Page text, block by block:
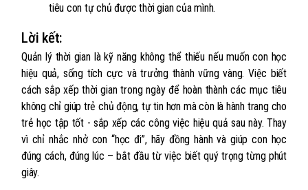
tiêu con tự chủ được thời gian của mình.
Lời kết:
Quản lý thời gian là kỹ năng không thể thiếu nếu muốn con học
hiệu quả, sống tích cực và trưởng thành vững vàng. Việc biết
cách sắp xếp thời gian trong ngày để hoàn thành các mục tiêu
không chỉ giúp trẻ chủ động, tự tin hơn mà còn là hành trang cho
trẻ học tập tốt - sắp xếp các công việc hiệu quả sau này. Thay
vì chỉ nhắc nhở con “học đi”, hãy đồng hành và giúp con học
đúng cách, đúng lúc – bắt đầu từ việc biết quý trọng từng phút
giây.